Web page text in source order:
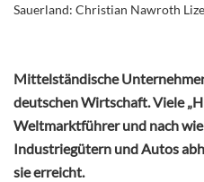
Sauerland: Christian Nawroth
Mittelständische
deutschen Wirtschaft. Viele
Weltmarktführer und nach
Industriegütern und Autos
sie erreicht.